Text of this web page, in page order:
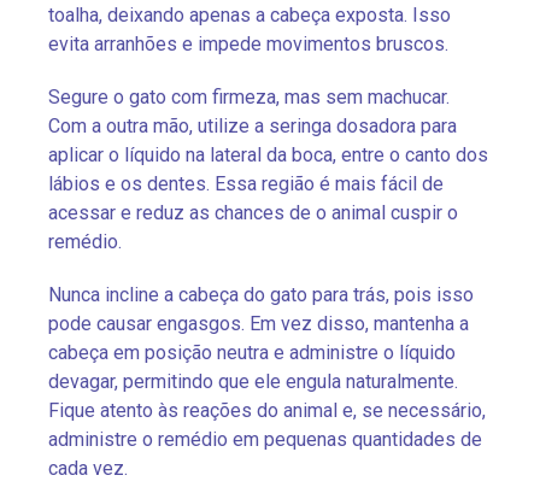
toalha, deixando apenas a cabeça exposta. Isso
evita arranhões e impede movimentos bruscos.
Segure o gato com firmeza, mas sem machucar.
Com a outra mão, utilize a seringa dosadora para
aplicar o líquido na lateral da boca, entre o canto dos
lábios e os dentes. Essa região é mais fácil de
acessar e reduz as chances de o animal cuspir o
remédio.
Nunca incline a cabeça do gato para trás, pois isso
pode causar engasgos. Em vez disso, mantenha a
cabeça em posição neutra e administre o líquido
devagar, permitindo que ele engula naturalmente.
Fique atento às reações do animal e, se necessário,
administre o remédio em pequenas quantidades de
cada vez.